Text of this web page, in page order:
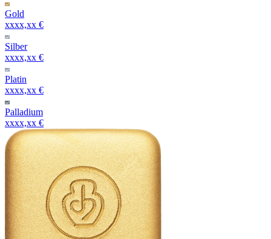
Gold
xxxx,xx €
Silber
xxxx,xx €
Platin
xxxx,xx €
Palladium
xxxx,xx €